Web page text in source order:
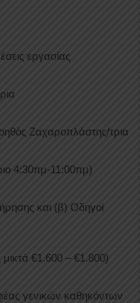
εργασίας
Ζαχαροπλάστης/τρια
4:30πμ-11:00πμ)
και (β) Οδηγοί
μικτά €1.600 – €1.800)
γενικών καθηκόντων